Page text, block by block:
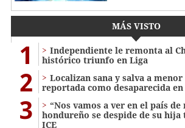
MÁS VISTO
1
Independiente le remonta al
histórico triunfo en Liga
2
Localizan sana y salva a menor
reportada como desaparecida en
3
“Nos vamos a ver en el país de
hondureño se despide de su
ICE